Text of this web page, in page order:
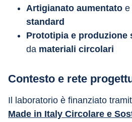
Artigianato aumentato e
standard
Prototipia e produzione
da materiali circolari
Contesto e rete
Il laboratorio è finanziato
Made in Italy Circolare e